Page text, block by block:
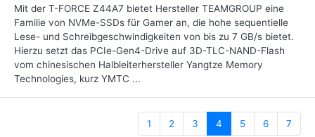
Mit der T-FORCE Z44A7 bietet Hersteller TEAMGROUP eine
Familie von NVMe-SSDs für Gamer an, die hohe sequentielle
Lese- und Schreibgeschwindigkeiten von bis zu 7 GB/s bietet.
Hierzu setzt das PCIe-Gen4-Drive auf 3D-TLC-NAND-Flash
vom chinesischen Halbleiterhersteller Yangtze Memory
Technologies, kurz YMTC ...
1 2 3 4 (current)
5 6 7